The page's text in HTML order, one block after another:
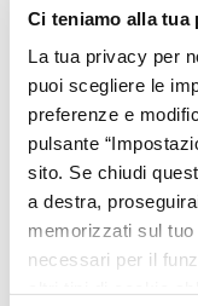
Ci teniamo alla tua
La tua privacy per
puoi scegliere le
preferenze e
pulsante
sito. Se chiudi
a destra,
memorizzati sul
necessari per il
celebration Attività
Trekking
family_restroom Servizi
Giochi per
Servizio